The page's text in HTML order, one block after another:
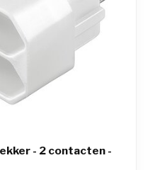
- 2 contacten -